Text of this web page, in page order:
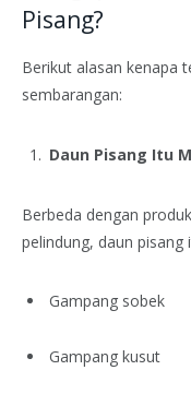
Pisang?
Berikut alasan kenapa
sembarangan:
Daun Pisang Itu
Berbeda dengan
pelindung, daun pisang
Gampang sobek
Gampang kusut